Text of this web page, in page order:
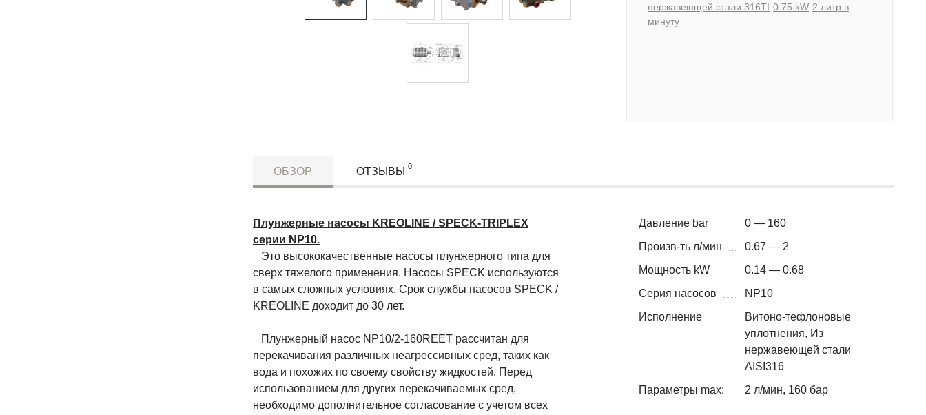
нержавеющей стали 316TI 0.75 kW 2 литр в
минуту
ОБЗОР ОТЗЫВЫ 0
Плунжерные насосы KREOLINE / SPECK-TRIPLEX
серии NP10.
Это высококачественные насосы плунжерного типа для
сверх тяжелого применения. Насосы SPECK используются
в самых сложных условиях. Срок службы насосов SPECK /
KREOLINE доходит до 30 лет.
Плунжерный насос NP10/2-160REET рассчитан для
перекачивания различных неагрессивных сред, таких как
вода и похожих по своему свойству жидкостей. Перед
использованием для других перекачиваемых сред,
необходимо дополнительное согласование с учетом всех
Давление bar
0 — 160
Произв-ть л/мин
0.67 — 2
Мощность kW
0.14 — 0.68
Серия насосов
NP10
Исполнение
Витоно-тефлоновые
уплотнения, Из
нержавеющей стали
AISI316
Параметры max:
2 л/мин, 160 бар